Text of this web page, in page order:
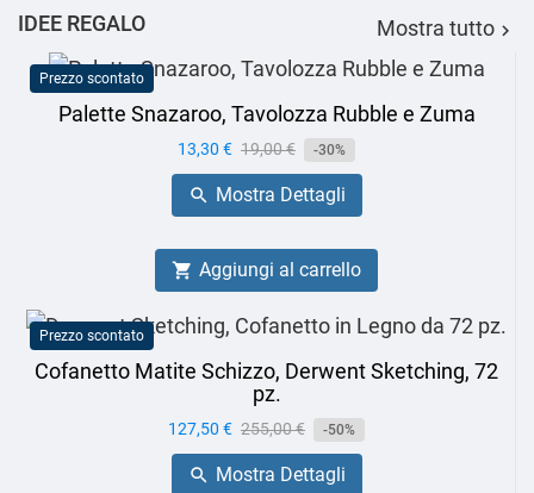
IDEE REGALO Mostra tutto 
Prezzo scontato
Palette Snazaroo, Tavolozza Rubble e Zuma
Prezzo
13,30 € Prezzo
base
19,00 € -30%
 Mostra Dettagli
 Aggiungi al carrello
Prezzo scontato
Cofanetto Matite Schizzo, Derwent Sketching, 72
pz.
Prezzo
127,50 € Prezzo
base
255,00 € -50%
 Mostra Dettagli